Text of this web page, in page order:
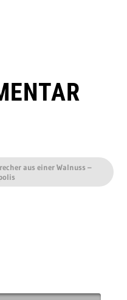
aus einer Walnuss –